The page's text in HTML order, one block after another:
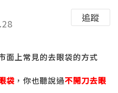
追蹤
面上常見的去眼袋的方式
袋 ，你也聽說過不開刀去眼